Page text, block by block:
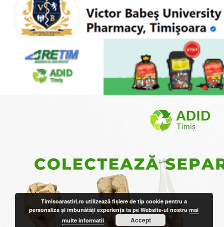
Timisoarastiri.ro utilizează fişiere de tip cookie pentru a
personaliza și îmbunătăți experiența ta pe Website-ul nostrumai
multe informatii
Accept